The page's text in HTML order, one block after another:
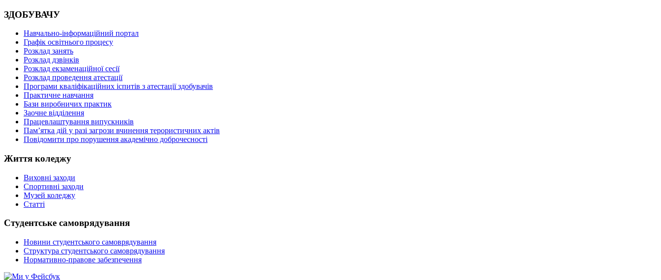
ЗДОБУВАЧУ
Навчально-інформаційний портал
Графік освітнього процесу
Розклад занять
Розклад дзвінків
Розклад екзаменаційної сесії
Розклад проведення атестації
Програми кваліфікаційних іспитів з атестації здобувачів
Практичне навчання
Бази виробничих практик
Заочне відділення
Працевлаштування випускників
Пам’ятка дій у разі загрози вчинення терористичних актів
Повідомити про порушення академічно доброчесності
Життя коледжу
Виховні заходи
Спортивні заходи
Музей коледжу
Статті
Студентське самоврядування
Новини студентського самоврядування
Структура студентського самоврядування
Нормативно-правове забезпечення